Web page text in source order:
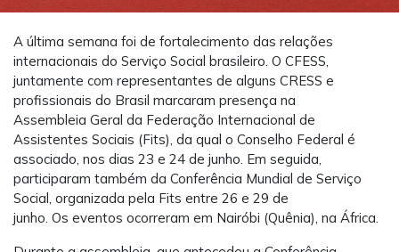
A última semana foi de fortalecimento das relações
internacionais do Serviço Social brasileiro. O CFESS,
juntamente com representantes de alguns CRESS e
profissionais do Brasil marcaram presença na
Assembleia Geral da Federação Internacional de
Assistentes Sociais (Fits), da qual o Conselho Federal é
associado, nos dias 23 e 24 de junho. Em seguida,
participaram também da Conferência Mundial de Serviço
Social, organizada pela Fits entre 26 e 29 de
junho. Os eventos ocorreram em Nairóbi (Quênia), na África.